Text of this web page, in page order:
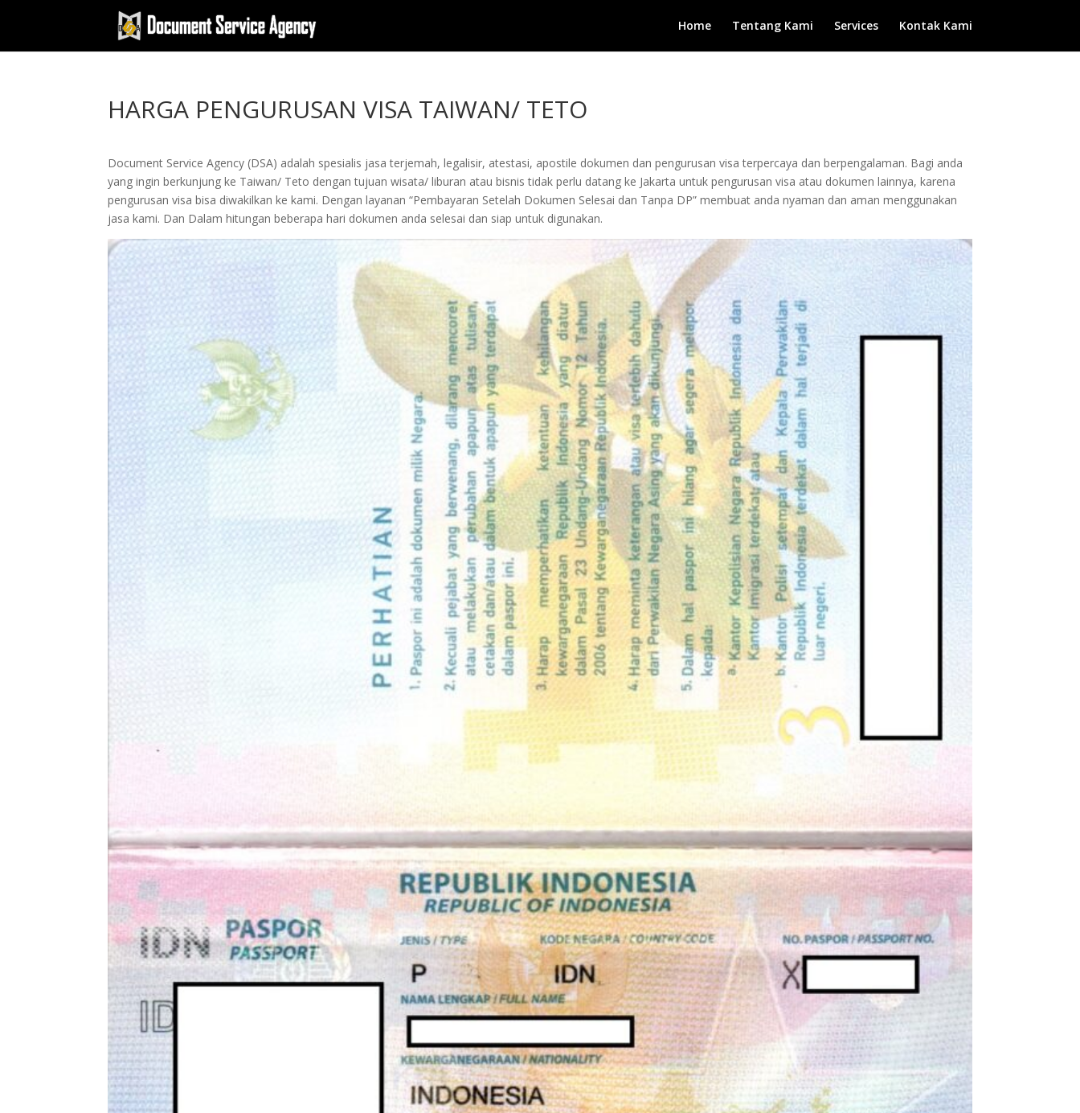
Home Tentang Kami Services Kontak Kami
HARGA PENGURUSAN VISA TAIWAN/ TETO
Document Service Agency (DSA) adalah spesialis jasa terjemah, legalisir, atestasi, apostile dokumen dan pengurusan visa terpercaya dan berpengalaman. Bagi anda
yang ingin berkunjung ke Taiwan/ Teto dengan tujuan wisata/ liburan atau bisnis tidak perlu datang ke Jakarta untuk pengurusan visa atau dokumen lainnya, karena
pengurusan visa bisa diwakilkan ke kami. Dengan layanan “Pembayaran Setelah Dokumen Selesai dan Tanpa DP” membuat anda nyaman dan aman menggunakan
jasa kami. Dan Dalam hitungan beberapa hari dokumen anda selesai dan siap untuk digunakan.